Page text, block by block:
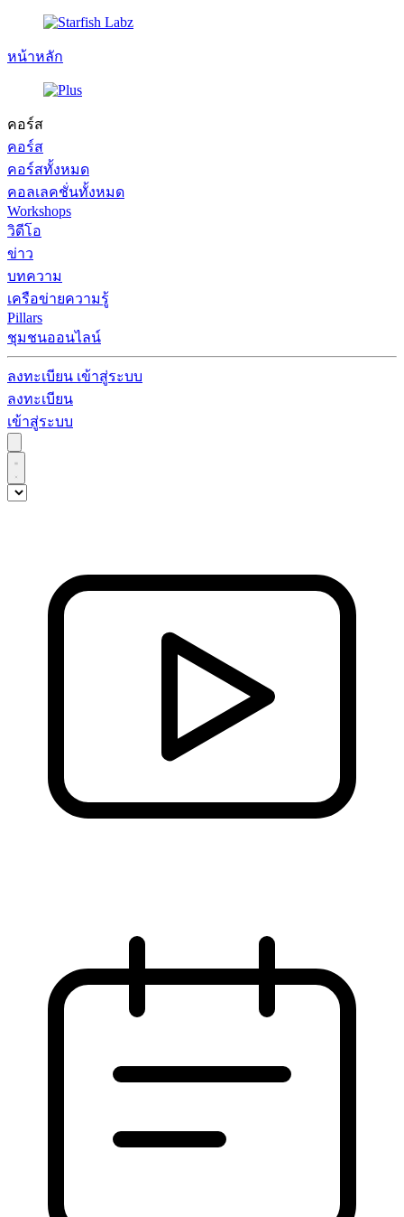
หน้าหลัก
คอร์ส
คอร์ส
คอร์สทั้งหมด
คอลเลคชั่นทั้งหมด
Workshops
วิดีโอ
ข่าว
บทความ
เครือข่ายความรู้
Pillars
ชุมชนออนไลน์
ลงทะเบียน เข้าสู่ระบบ
ลงทะเบียน
เข้าสู่ระบบ